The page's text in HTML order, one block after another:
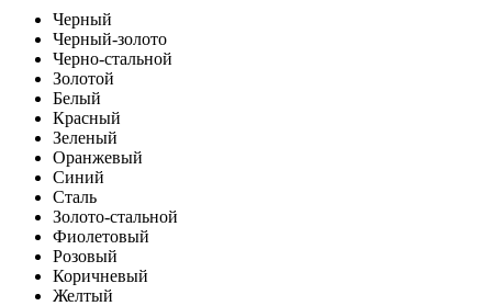
Черный
Черный-золото
Черно-стальной
Золотой
Белый
Красный
Зеленый
Оранжевый
Синий
Сталь
Золото-стальной
Фиолетовый
Розовый
Коричневый
Желтый